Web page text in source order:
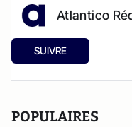
Atlantico
SUIVRE
POPULAIRES